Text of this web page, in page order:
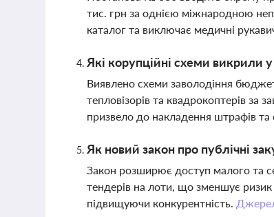
тис. грн за однією міжнародною
каталог та виключає медичні
Які корупційні схеми викрили
Виявлено схеми заволодіння
тепловізорів та квадрокоптерів
призвело до накладення штрафів та
Як новий закон про публічні
Закон розширює доступ малого та
тендерів на лоти, що зменшує ризик
підвищуючи конкурентність.